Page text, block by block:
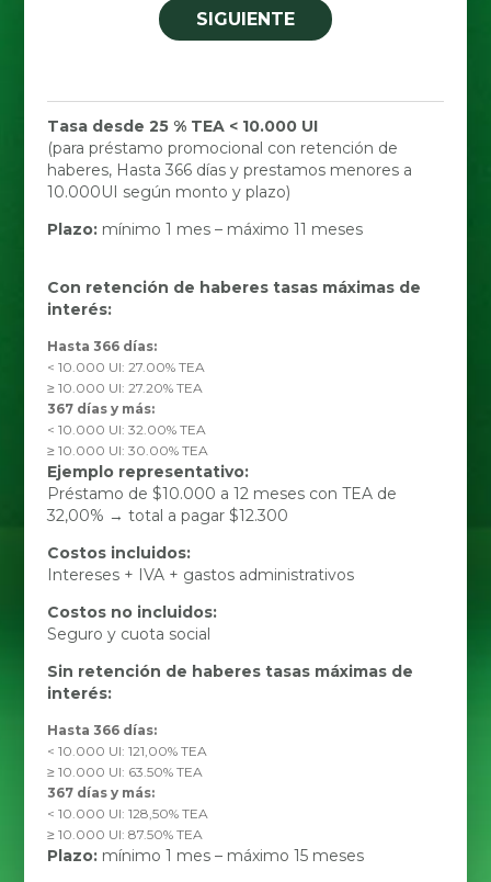
SIGUIENTE
Tasa desde 25 % TEA < 10.000 UI
(para préstamo promocional con retención de
haberes, Hasta 366 días y prestamos menores a
10.000UI según monto y plazo)
Plazo:mínimo 1 mes – máximo 11 meses
Con retención de haberes tasas máximas de
interés:
Hasta 366 días:
< 10.000 UI: 27.00% TEA
≥ 10.000 UI: 27.20% TEA
367 días y más:
< 10.000 UI: 32.00% TEA
≥ 10.000 UI: 30.00% TEA
Ejemplo representativo:
Préstamo de $10.000 a 12 meses con TEA de
32,00% → total a pagar $12.300
Costos incluidos:
Intereses + IVA + gastos administrativos
Costos no incluidos:
Seguro y cuota social
Sin retención de haberes tasas máximas de
interés:
Hasta 366 días:
< 10.000 UI: 121,00% TEA
≥ 10.000 UI: 63.50% TEA
367 días y más:
< 10.000 UI: 128,50% TEA
≥ 10.000 UI: 87.50% TEA
Plazo:mínimo 1 mes – máximo 15 meses